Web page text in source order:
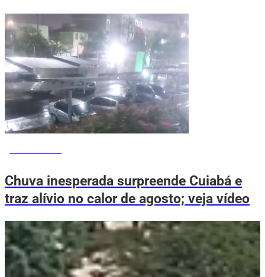
Chuva inesperada surpreende Cuiabá e
traz alívio no calor de agosto; veja vídeo